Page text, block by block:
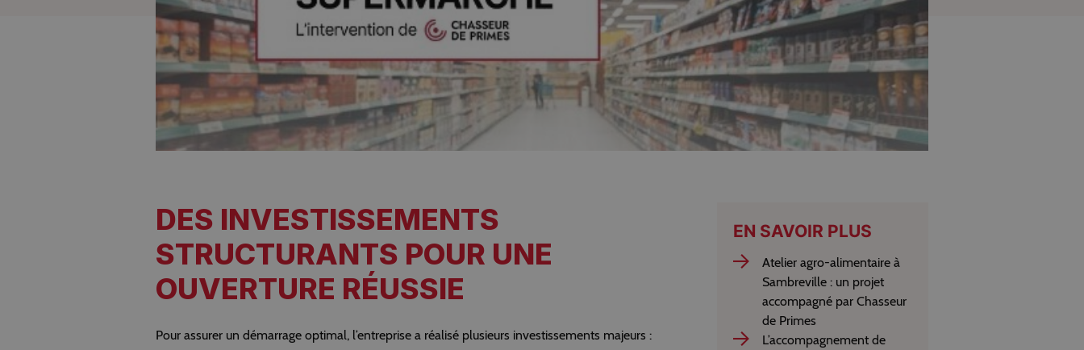
DES INVESTISSEMENTS
STRUCTURANTS POUR UNE
OUVERTURE RÉUSSIE
Pour assurer un démarrage optimal, l’entreprise a réalisé plusieurs investissements majeurs :
EN SAVOIR PLUS
Atelier agro-alimentaire à
Sambreville : un projet
accompagné par Chasseur
de Primes
L’accompagnement de